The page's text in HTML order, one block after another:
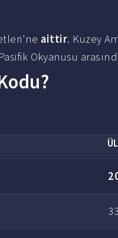
aittir. Kuzey
Okyanusu